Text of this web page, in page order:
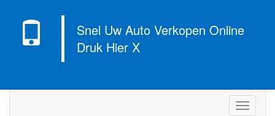
Snel Uw Auto Verkopen Online
Druk Hier X